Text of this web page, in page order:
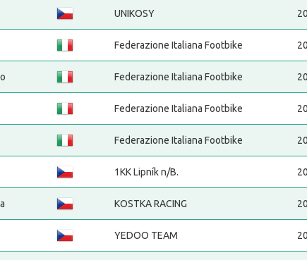
UNIKOSY
Federazione Italiana Footbike
Federazione Italiana Footbike
Federazione Italiana Footbike
Federazione Italiana Footbike
1KK Lipník n/B.
KOSTKA RACING
YEDOO TEAM